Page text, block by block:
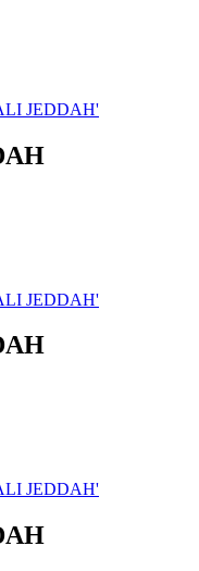
JEDDAH'
JEDDAH'
JEDDAH'